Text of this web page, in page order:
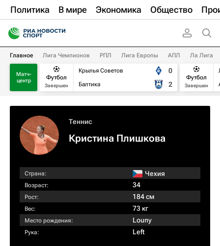
Политика В мире Экономика Общество
Главное Лига Чемпионов РПЛ Лига Европы АПЛ Ла Лига
Матч-
центр
Футбол
Завершен
Крылья Советов
Балтика
0
2
Футбол
Завершен
Теннис
Кристина Плишкова
Страна: Чехия
Возраст: 34
Рост: 184 см
Вес: 73 кг
Место рождения: Louny
Рука: Left